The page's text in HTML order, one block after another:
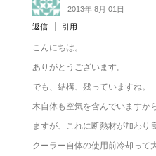
2013年 8月 01日
返信 引用
こんにちは。
ありがとうございます。
でも、結構、残っていますね。
木自体も空気を含んでいますか
ますが、これに断熱材が加わり
クーラー自体の使用前冷却って